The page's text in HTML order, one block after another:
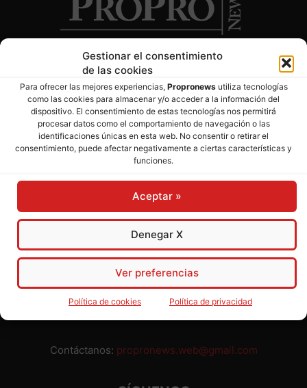
Gestionar el consentimiento
de las cookies
Para ofrecer las mejores experiencias, Propronewsutiliza tecnologías
como las cookies para almacenar y/o acceder a la información del
dispositivo. El consentimiento de estas tecnologías nos permitirá
procesar datos como el comportamiento de navegación o las
identificaciones únicas en esta web. No consentir o retirar el
consentimiento, puede afectar negativamente a ciertas características y
funciones.
Aceptar »
Denegar X
Ver preferencias
Política de cookies Política de privacidad
SOBRE NOSOTROS
Director: José Mª Pagador- Subdirectora: Rosa Puch
José María Pagador Otero - Wikipedia
Para preservar nuestra independencia,
admite publicidad ni subvenciones o ayudas públicas o
privadas. Ninguno de nuestros directivos, redactores y
colaboradores percibe remuneración alguna. Realizamos
nuestro trabajo por amor al periodismo, a la verdad y a la
libertad y en solidaridad con la ciudadanía.
Usted puede colaborar con nosotros divulgando nuestro
periódico, compartiendo nuestros contenidos, sugiriendo temas
y comunicándonos cualquier injusticia o asunto de interés.
Contáctanos: propronews.web@gmail.com